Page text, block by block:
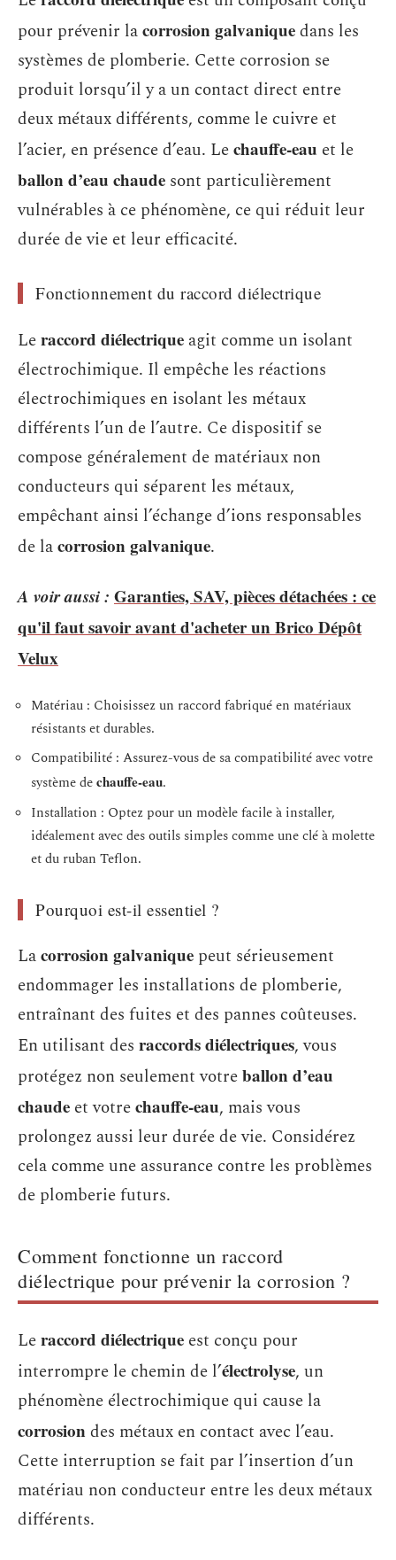
pour prévenir lacorrosion galvaniquedans les
systèmes de plomberie. Cette corrosion se
produit lorsqu’il y a un contact direct entre
deux métaux différents, comme le cuivre et
l’acier, en présence d’eau. Lechauffe-eau et le
ballon d’eau chaude sont particulièrement
vulnérables à ce phénomène, ce qui réduit leur
durée de vie et leur efficacité.
Fonctionnement du raccord diélectrique
Leraccord diélectrique agit comme un isolant
électrochimique. Il empêche les réactions
électrochimiques en isolant les métaux
différents l’un de l’autre. Ce dispositif se
compose généralement de matériaux non
conducteurs qui séparent les métaux,
empêchant ainsi l’échange d’ions responsables
de lacorrosion galvanique.
A voir aussi : Garanties, SAV, pièces détachées : ce
qu'il faut savoir avant d'acheter un Brico Dépôt
Velux
Matériau : Choisissez un raccord fabriqué en matériaux
résistants et durables.
Compatibilité : Assurez-vous de sa compatibilité avec votre
système dechauffe-eau.
Installation : Optez pour un modèle facile à installer,
idéalement avec des outils simples comme une clé à molette
et du ruban Teflon.
Pourquoi est-il essentiel ?
Lacorrosion galvanique peut sérieusement
endommager les installations de plomberie,
entraînant des fuites et des pannes coûteuses.
En utilisant des raccords diélectriques, vous
protégez non seulement votreballon d’eau
chaude et votrechauffe-eau, mais vous
prolongez aussi leur durée de vie. Considérez
cela comme une assurance contre les problèmes
de plomberie futurs.
Comment fonctionne un raccord
diélectrique pour prévenir la corrosion ?
Leraccord diélectrique est conçu pour
interrompre le chemin de l’électrolyse, un
phénomène électrochimique qui cause la
corrosiondes métaux en contact avec l’eau.
Cette interruption se fait par l’insertion d’un
matériau non conducteur entre les deux métaux
différents.